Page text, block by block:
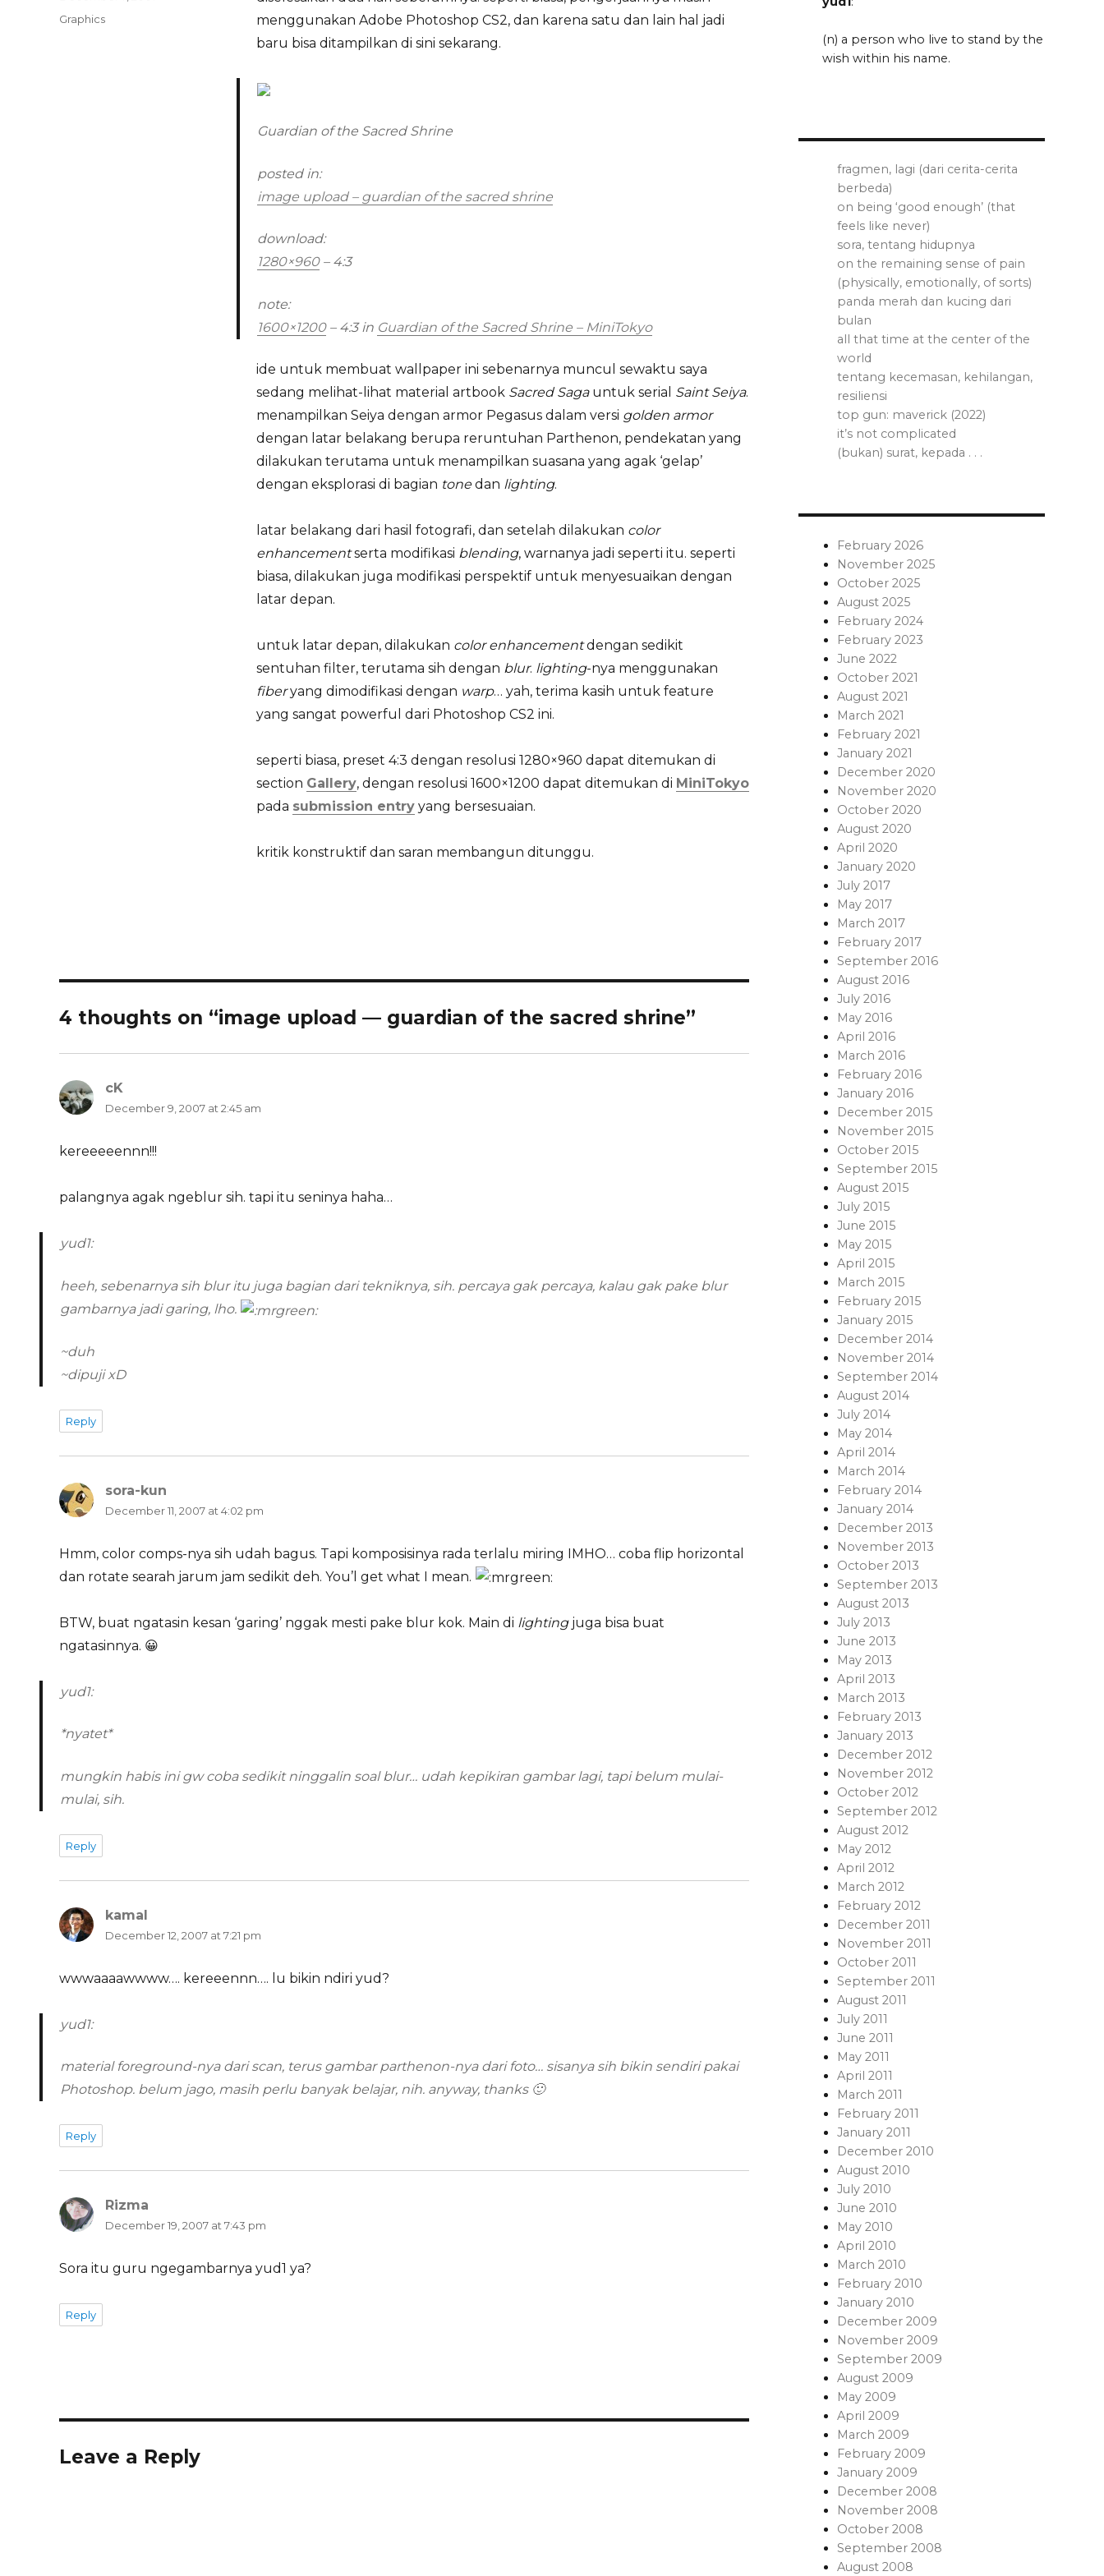
menggunakan Adobe Photoshop CS2, dan karena satu dan lain hal jadi
baru bisa ditampilkan di sini sekarang.
Guardian of the Sacred Shrine
posted in:
image upload – guardian of the sacred shrine
download:
1280×960– 4:3
note:
1600×1200– 4:3in Guardian of the Sacred Shrine – MiniTokyo
ide untuk membuat wallpaper ini sebenarnya muncul sewaktu saya
sedang melihat-lihat material artbook Sacred Sagauntuk serial Saint Seiya.
menampilkan Seiya dengan armor Pegasus dalam versi golden armor
dengan latar belakang berupa reruntuhan Parthenon, pendekatan yang
dilakukan terutama untuk menampilkan suasana yang agak ‘gelap’
dengan eksplorasi di bagian tonedan lighting.
latar belakang dari hasil fotografi, dan setelah dilakukan color
enhancementserta modifikasi blending, warnanya jadi seperti itu. seperti
biasa, dilakukan juga modifikasi perspektif untuk menyesuaikan dengan
latar depan.
untuk latar depan, dilakukan color enhancementdengan sedikit
sentuhan filter, terutama sih dengan blur. lighting-nya menggunakan
fiberyang dimodifikasi dengan warp… yah, terima kasih untuk feature
yang sangat powerful dari Photoshop CS2 ini.
seperti biasa, preset 4:3 dengan resolusi 1280×960 dapat ditemukan di
section Gallery, dengan resolusi 1600×1200 dapat ditemukan di MiniTokyo
pada submission entry yang bersesuaian.
kritik konstruktif dan saran membangun ditunggu.
Categories
Graphics
4 thoughts on “image upload — guardian of the sacred shrine”
cK
December 9, 2007 at 2:45 am
kereeeeennn!!!
palangnya agak ngeblur sih. tapi itu seninya haha…
yud1:
heeh, sebenarnya sih blur itu juga bagian dari tekniknya, sih. percaya gak percaya, kalau gak pake blur
gambarnya jadi garing, lho.
~duh
~dipuji xD
Reply
sora-kun
December 11, 2007 at 4:02 pm
Hmm, color comps-nya sih udah bagus. Tapi komposisinya rada terlalu miring IMHO… coba flip horizontal
dan rotate searah jarum jam sedikit deh. You’l get what I mean.
BTW, buat ngatasin kesan ‘garing’ nggak mesti pake blur kok. Main di lightingjuga bisa buat
ngatasinnya. 😀
yud1:
*nyatet*
mungkin habis ini gw coba sedikit ninggalin soal blur… udah kepikiran gambar lagi, tapi belum mulai-
mulai, sih.
Reply
kamal
December 12, 2007 at 7:21 pm
wwwaaaawwww…. kereeennn…. lu bikin ndiri yud?
yud1:
material foreground-nya dari scan, terus gambar parthenon-nya dari foto… sisanya sih bikin sendiri pakai
Photoshop. belum jago, masih perlu banyak belajar, nih. anyway, thanks 🙂
Reply
Rizma
December 19, 2007 at 7:43 pm
Sora itu guru ngegambarnya yud1 ya?
Reply
Leave a Reply
(n) a person who live to stand by the
wish within his name.
fragmen, lagi (dari cerita-cerita
berbeda)
on being ‘good enough’ (that
feels like never)
sora, tentang hidupnya
on the remaining sense of pain
(physically, emotionally, of sorts)
panda merah dan kucing dari
bulan
all that time at the center of the
world
tentang kecemasan, kehilangan,
resiliensi
top gun: maverick (2022)
it’s not complicated
(bukan) surat, kepada . . .
February 2026
November 2025
October 2025
August 2025
February 2024
February 2023
June 2022
October 2021
August 2021
March 2021
February 2021
January 2021
December 2020
November 2020
October 2020
August 2020
April 2020
January 2020
July 2017
May 2017
March 2017
February 2017
September 2016
August 2016
July 2016
May 2016
April 2016
March 2016
February 2016
January 2016
December 2015
November 2015
October 2015
September 2015
August 2015
July 2015
June 2015
May 2015
April 2015
March 2015
February 2015
January 2015
December 2014
November 2014
September 2014
August 2014
July 2014
May 2014
April 2014
March 2014
February 2014
January 2014
December 2013
November 2013
October 2013
September 2013
August 2013
July 2013
June 2013
May 2013
April 2013
March 2013
February 2013
January 2013
December 2012
November 2012
October 2012
September 2012
August 2012
May 2012
April 2012
March 2012
February 2012
December 2011
November 2011
October 2011
September 2011
August 2011
July 2011
June 2011
May 2011
April 2011
March 2011
February 2011
January 2011
December 2010
August 2010
July 2010
June 2010
May 2010
April 2010
March 2010
February 2010
January 2010
December 2009
November 2009
September 2009
August 2009
May 2009
April 2009
March 2009
February 2009
January 2009
December 2008
November 2008
October 2008
September 2008
August 2008